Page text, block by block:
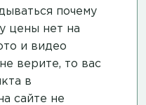
почему
цены нет на
и видео
верите, то вас
в
сайте не